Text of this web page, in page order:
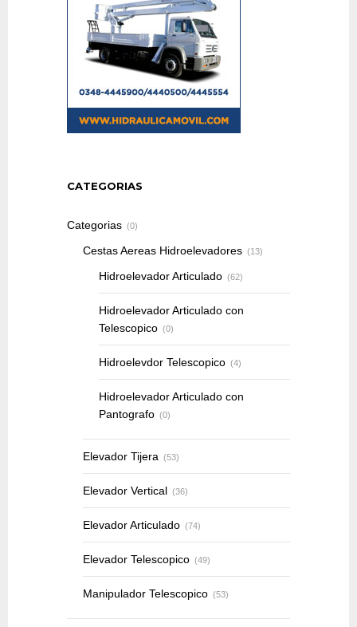
CATEGORIAS
Categorias (0)
Cestas Aereas Hidroelevadores (13)
Hidroelevador Articulado (62)
Hidroelevador Articulado con
Telescopico (0)
Hidroelevdor Telescopico (4)
Hidroelevador Articulado con
Pantografo (0)
Elevador Tijera (53)
Elevador Vertical (36)
Elevador Articulado (74)
Elevador Telescopico (49)
Manipulador Telescopico (53)